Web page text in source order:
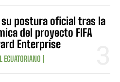
su postura oficial tras la
del proyecto FIFA
Enterprise
ECUATORIANO